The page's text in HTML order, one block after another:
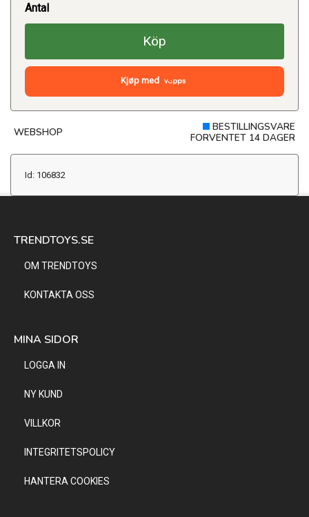
Antal
Köp
Kjøp med
WEBSHOP
BESTILLINGSVARE
FORVENTET 14 DAGER
Id: 106832
TRENDTOYS.SE
OM TRENDTOYS
KONTAKTA OSS
MINA SIDOR
LOGGA IN
NY KUND
VILLKOR
INTEGRITETSPOLICY
HANTERA COOKIES